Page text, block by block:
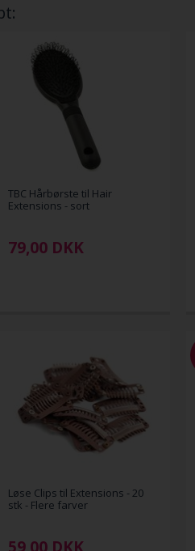
TBC Hårbørste til Hair
Extensions - sort
79,00 DKK
Løse Clips til Extensions - 20
stk - Flere farver